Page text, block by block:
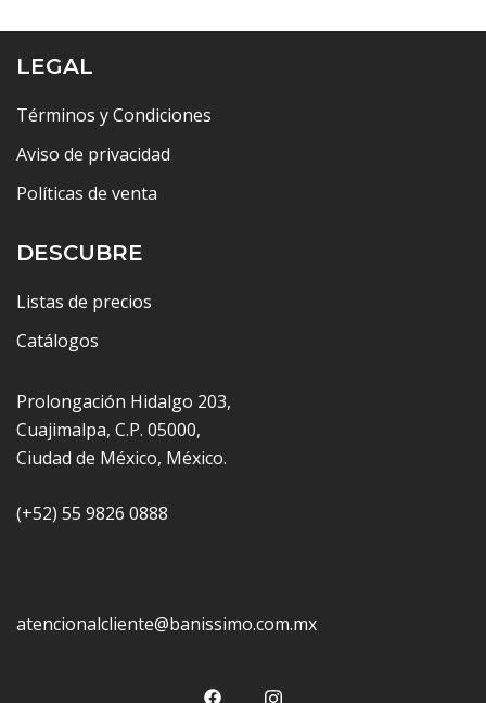
LEGAL
Términos y Condiciones
Aviso de privacidad
Políticas de venta
DESCUBRE
Listas de precios
Catálogos
Prolongación Hidalgo 203,
Cuajimalpa, C.P. 05000,
Ciudad de México, México.
(+52) 55 9826 0888
atencionalcliente@banissimo.com.mx